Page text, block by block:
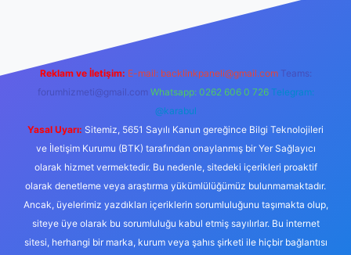
Reklam ve İletişim: E-mail: backlinkpaneli@gmail.com Teams:
forumhizmeti@gmail.com Whatsapp: 0262 606 0 726 Telegram:
@karabul
Yasal Uyarı: Sitemiz, 5651 Sayılı Kanun gereğince Bilgi Teknolojileri
ve İletişim Kurumu (BTK) tarafından onaylanmış bir Yer Sağlayıcı
olarak hizmet vermektedir. Bu nedenle, sitedeki içerikleri proaktif
olarak denetleme veya araştırma yükümlülüğümüz bulunmamaktadır.
Ancak, üyelerimiz yazdıkları içeriklerin sorumluluğunu taşımakta olup,
siteye üye olarak bu sorumluluğu kabul etmiş sayılırlar. Bu internet
sitesi, herhangi bir marka, kurum veya şahıs şirketi ile hiçbir bağlantısı